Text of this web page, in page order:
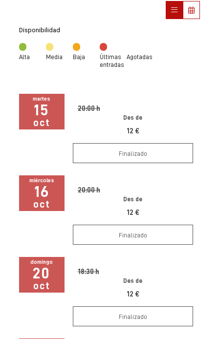
Disponibilidad
Alta Media Baja
Últimas
entradas
Agotadas
martes
15
oct
20:00 h
Des de
12 €
Finalizado
miércoles
16
oct
20:00 h
Des de
12 €
Finalizado
domingo
20
oct
18:30 h
Des de
12 €
Finalizado